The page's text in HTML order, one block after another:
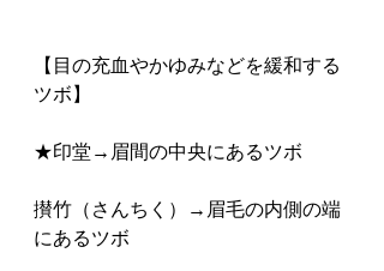
【目の充血やかゆみなどを緩和する
ツボ】
★印堂→眉間の中央にあるツボ
攅竹（さんちく）→眉毛の内側の端
にあるツボ